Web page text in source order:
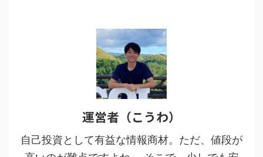
運営者（こうわ）
自己投資として有益な情報商材。ただ、値段が